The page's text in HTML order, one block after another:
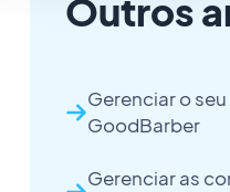
Outros
Gerenciar o
GoodBarber
Gerenciar as